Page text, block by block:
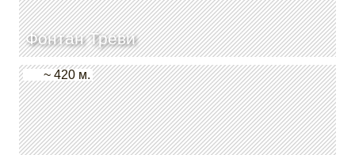
Фонтан Треви
~ 420 м.